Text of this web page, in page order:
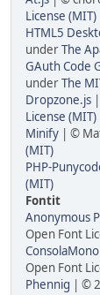
License (MIT)
HTML5
underThe
GAuth Code
underThe
Dropzone.js
License (MIT)
Minify | ©
(MIT)
PHP-
(MIT)
Fontit
Anonymous
Open Font
ConsolaMono
Open Font
Phennig | ©